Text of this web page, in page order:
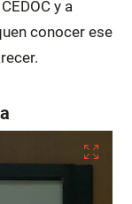
y a
conocer ese